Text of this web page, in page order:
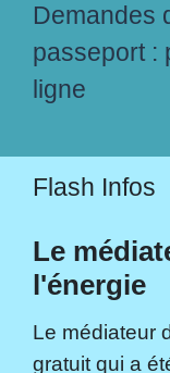
Demandes
passeport :
ligne
Flash Infos
Le
l'énergie
Le médiateur
gratuit qui a